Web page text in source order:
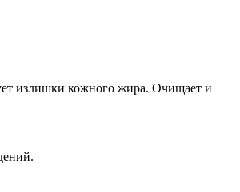
излишки кожного жира. Очищает и